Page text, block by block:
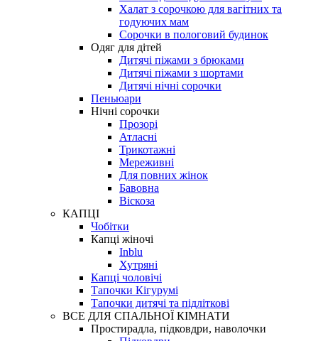
Халат з сорочкою для вагітних та
годуючих мам
Сорочки в пологовий будинок
Одяг для дітей
Дитячі піжами з брюками
Дитячі піжами з шортами
Дитячі нічні сорочки
Пеньюари
Нічні сорочки
Прозорі
Атласні
Трикотажні
Мереживні
Для повних жінок
Бавовна
Віскоза
КАПЦІ
Чобітки
Капці жіночі
Inblu
Хутряні
Капці чоловічі
Тапочки Кігурумі
Тапочки дитячі та підліткові
ВСЕ ДЛЯ СПАЛЬНОЇ КІМНАТИ
Простирадла, підковдри, наволочки